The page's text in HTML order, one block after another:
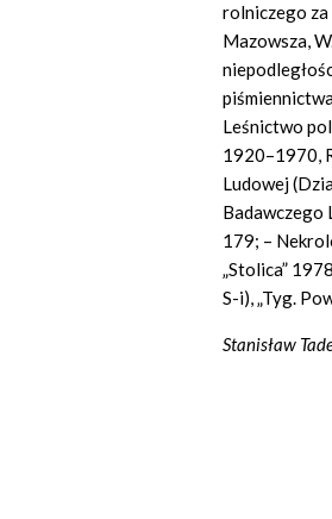
rolniczego
Mazowsza,
Leśnictwo
1920–1970,
Ludowej
Badawczego
179; –
„Stolica”
S-i), „Tyg.
Stanisław